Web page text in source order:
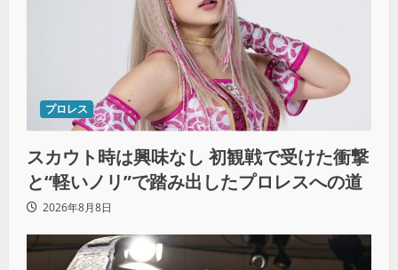
プロレス
スカウト時は興味なし 初観戦で受けた衝撃
と“軽いノリ”で踏み出したプロレスへの道
2026年8月8日